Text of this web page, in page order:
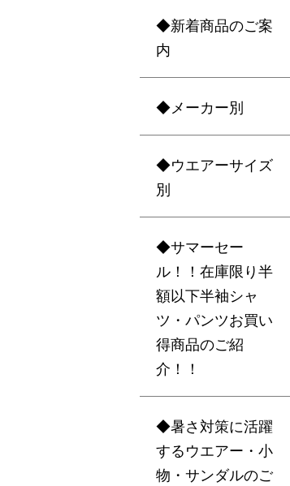
◆新着商品のご案
内
◆メーカー別
◆ウエアーサイズ
別
◆サマーセー
ル！！在庫限り半
額以下半袖シャ
ツ・パンツお買い
得商品のご紹
介！！
◆暑さ対策に活躍
するウエアー・小
物・サンダルのご